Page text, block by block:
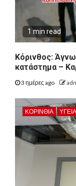
1 min read
Κόρινθος:
κατάστημα –
3 ημέρες ago
ΚΟΡΙΝΘΊΑ ΥΓΕΙΑ